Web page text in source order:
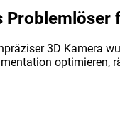
3D Kamera